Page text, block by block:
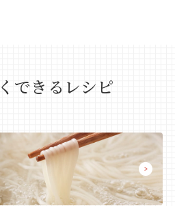
できるレシピ